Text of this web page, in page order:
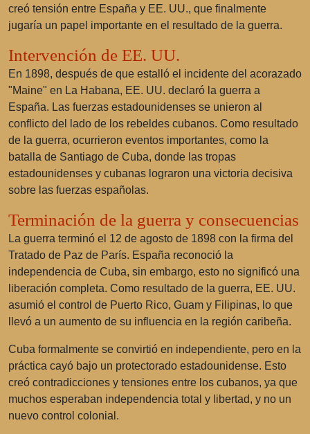
creó tensión entre España y EE. UU., que finalmente
jugaría un papel importante en el resultado de la guerra.
Intervención de EE. UU.
En 1898, después de que estalló el incidente del acorazado
"Maine" en La Habana, EE. UU. declaró la guerra a
España. Las fuerzas estadounidenses se unieron al
conflicto del lado de los rebeldes cubanos. Como resultado
de la guerra, ocurrieron eventos importantes, como la
batalla de Santiago de Cuba, donde las tropas
estadounidenses y cubanas lograron una victoria decisiva
sobre las fuerzas españolas.
Terminación de la guerra y consecuencias
La guerra terminó el 12 de agosto de 1898 con la firma del
Tratado de Paz de París. España reconoció la
independencia de Cuba, sin embargo, esto no significó una
liberación completa. Como resultado de la guerra, EE. UU.
asumió el control de Puerto Rico, Guam y Filipinas, lo que
llevó a un aumento de su influencia en la región caribeña.
Cuba formalmente se convirtió en independiente, pero en la
práctica cayó bajo un protectorado estadounidense. Esto
creó contradicciones y tensiones entre los cubanos, ya que
muchos esperaban independencia total y libertad, y no un
nuevo control colonial.